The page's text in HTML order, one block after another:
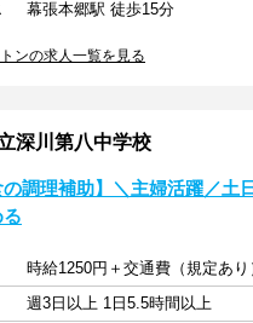
幕張本郷駅 徒歩15分
ンの求人一覧を見る
深川第八中学校
の調理補助】＼主婦活躍／
時給1250円＋交通費（規定あり
週3日以上 1日5.5時間以上